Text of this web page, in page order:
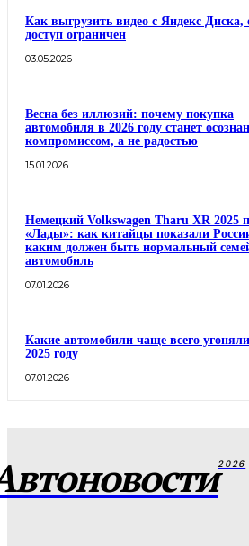
Как выгрузить видео с Яндекс Диска,
доступ ограничен
03.05.2026
Весна без иллюзий: почему покупка
автомобиля в 2026 году станет
компромиссом, а не радостью
15.01.2026
Немецкий Volkswagen Tharu XR 2025
«Лады»: как китайцы показали
каким должен быть нормальный
автомобиль
07.01.2026
Какие автомобили чаще всего
2025 году
07.01.2026
2026